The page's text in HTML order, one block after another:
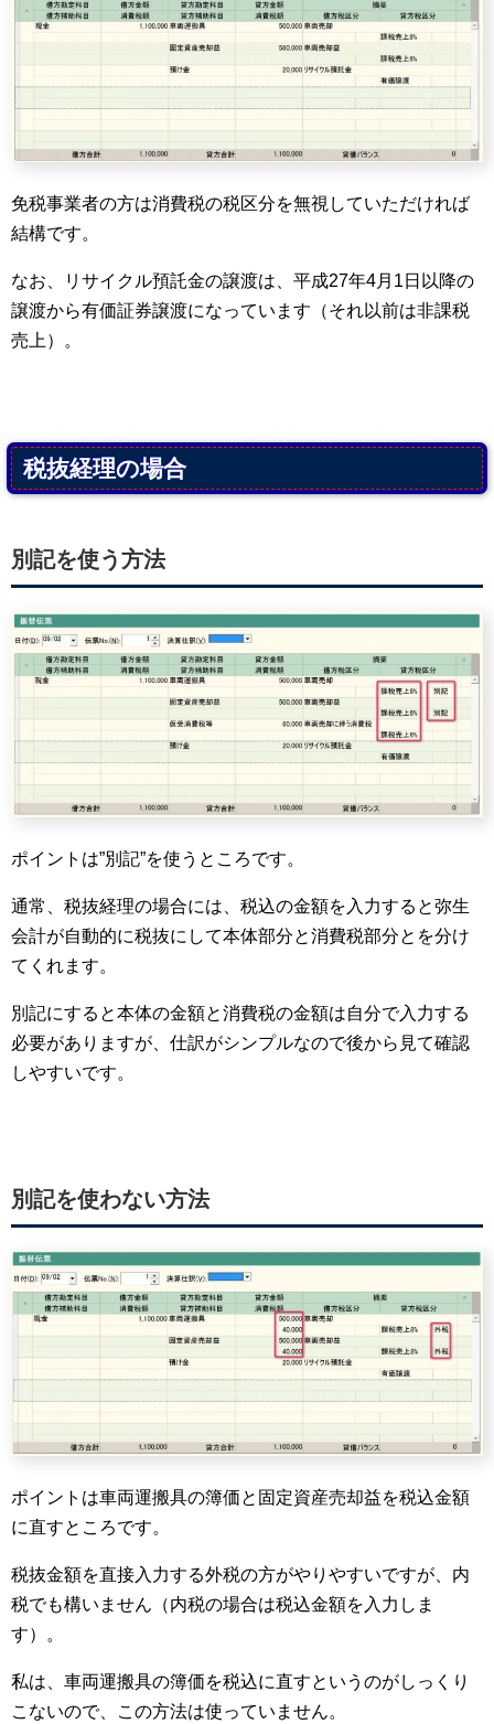
免税事業者の方は消費税の税区分を無視していただければ
結構です。
なお、リサイクル預託金の譲渡は、平成27年4月1日以降の
譲渡から有価証券譲渡になっています（それ以前は非課税
売上）。
税抜経理の場合
別記を使う方法
ポイントは”別記”を使うところです。
通常、税抜経理の場合には、税込の金額を入力すると弥生
会計が自動的に税抜にして本体部分と消費税部分とを分け
てくれます。
別記にすると本体の金額と消費税の金額は自分で入力する
必要がありますが、仕訳がシンプルなので後から見て確認
しやすいです。
別記を使わない方法
ポイントは車両運搬具の簿価と固定資産売却益を税込金額
に直すところです。
税抜金額を直接入力する外税の方がやりやすいですが、内
税でも構いません（内税の場合は税込金額を入力しま
す）。
私は、車両運搬具の簿価を税込に直すというのがしっくり
こないので、この方法は使っていません。